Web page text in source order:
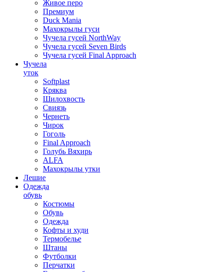
Живое перо
Премиум
Duck Mania
Махокрылы гуси
Чучела гусей NorthWay
Чучела гусей Seven Birds
Чучела гусей Final Approach
Чучела
уток
Softplast
Кряква
Шилохвость
Свиязь
Чернеть
Чирок
Гоголь
Final Approach
Голубь Вяхирь
ALFA
Махокрылы утки
Лешие
Одежда
обувь
Костюмы
Обувь
Одежда
Кофты и худи
Термобелье
Штаны
Футболки
Перчатки